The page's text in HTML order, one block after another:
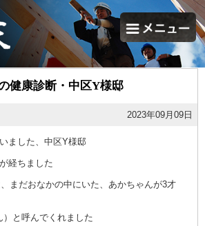
健康診断・中区Y様邸
2023年09月09日
ました、中区Y様邸
経ちました
まだおなかの中にいた、あかちゃんが3才
と呼んでくれました